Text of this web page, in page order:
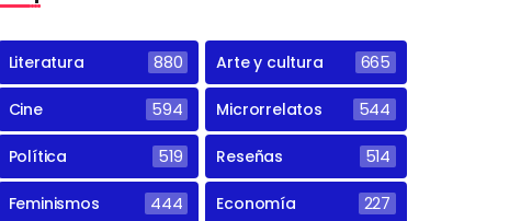
Literatura 880 Arte y cultura 665
Cine 594 Microrrelatos 544
Política 519 Reseñas 514
Feminismos 444 Economía 227